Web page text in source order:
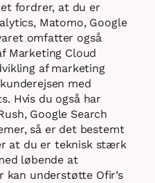
fordrer, at du er
Matomo, Google
omfatter også
Marketing Cloud
af marketing
med
Hvis du også har
Google Search
så er det bestemt
at du er teknisk stærk
løbende at
understøtte Ofir’s